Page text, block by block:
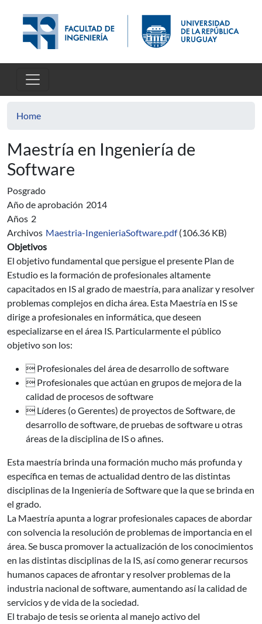
Home
Maestría en Ingeniería de
Software
Posgrado
Año de aprobación 2014
Años 2
Archivos Maestria-IngenieriaSoftware.pdf (106.36 KB)
Objetivos
El objetivo fundamental que persigue el presente Plan de
Estudio es la formación de profesionales altamente
capacitados en IS al grado de maestría, para analizar y resolver
problemas complejos en dicha área. Esta Maestría en IS se
dirige a profesionales en informática, que deseen
especializarse en el área IS. Particularmente el público
objetivo son los:
 Profesionales del área de desarrollo de software
 Profesionales que actúan en grupos de mejora de la
calidad de procesos de software
 Líderes (o Gerentes) de proyectos de Software, de
desarrollo de software, de pruebas de software u otras
áreas de la disciplina de IS o afines.
Esta maestría brinda una formación mucho más profunda y
específica en temas de actualidad dentro de las distintas
disciplinas de la Ingeniería de Software que la que se brinda en
el grado.
La Maestría apunta a lograr profesionales capaces de abordar
con solvencia la resolución de problemas de importancia en el
área. Se busca promover la actualización de los conocimientos
en las distintas disciplinas de la IS, así como generar recursos
humanos capaces de afrontar y resolver problemas de la
industria nacional de software, aumentando así la calidad de
servicios y de vida de la sociedad.
El trabajo de tesis se orienta al manejo activo del